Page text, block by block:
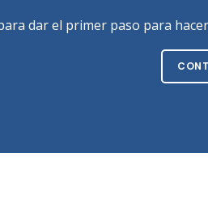
dar el primer paso para